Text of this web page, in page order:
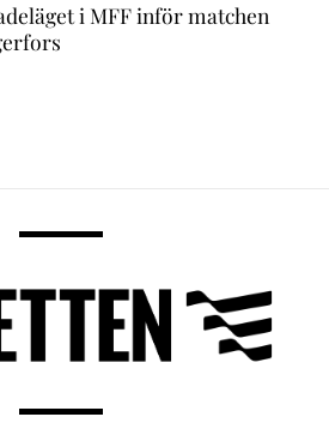
i MFF inför matchen